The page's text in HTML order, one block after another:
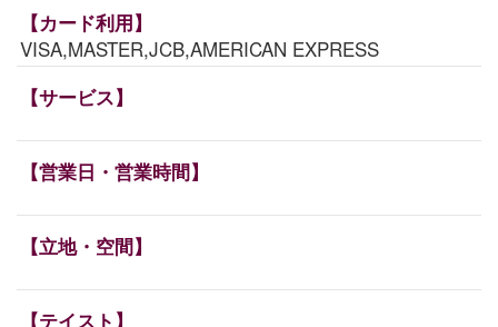
【カード利用】
VISA,MASTER,JCB,AMERICAN EXPRESS
【サービス】
【営業日・営業時間】
【立地・空間】
【テイスト】